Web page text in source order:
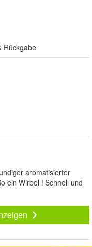
Rückgabe
aromatisierter
ein Wirbel ! Schnell und